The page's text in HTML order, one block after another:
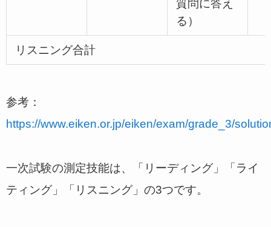
質問に答え
る）
リスニング合計
参考：
https://www.eiken.or.jp/eiken/exam/grade_3/
一次試験の測定技能は、「リーディング」「ライ
ティング」「リスニング」の3つです。